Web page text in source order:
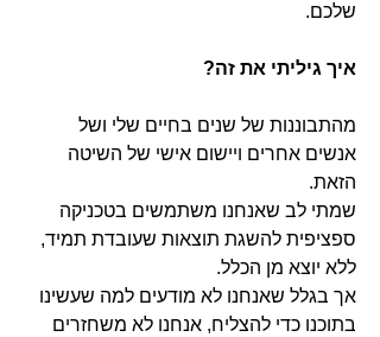
שלכם.
איך גיליתי את זה?
מהתבוננות של שנים בחיים שלי ושל
אנשים אחרים ויישום אישי של השיטה
הזאת.
שמתי לב שאנחנו משתמשים בטכניקה
ספציפית להשגת תוצאות שעובדת תמיד,
ללא יוצא מן הכלל.
אך בגלל שאנחנו לא מודעים למה שעשינו
בתוכנו כדי להצליח, אנחנו לא משחזרים